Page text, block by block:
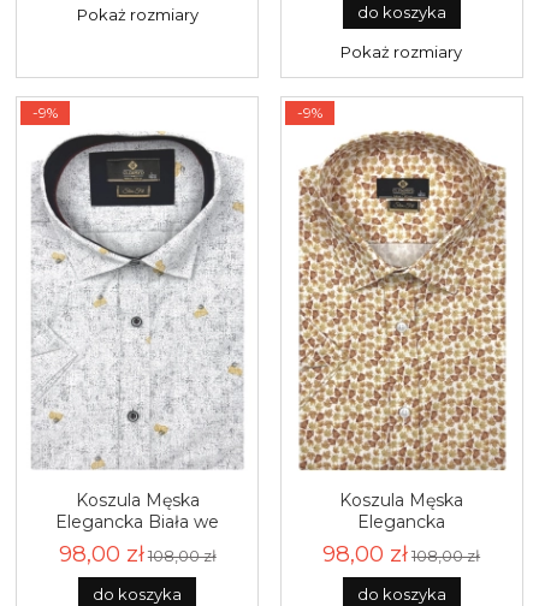
Pokaż rozmiary
do koszyka
Pokaż rozmiary
Koszula Męska
Elegancka Biała we
Wzorki Slim Fit Classo
R416
98,00 zł108,00 zł
do koszyka
-9%
Koszula Męska
Elegancka
Pomarańczowa w Listki
Slim Fit Classo R406
98,00 zł108,00 zł
do koszyka
-9%